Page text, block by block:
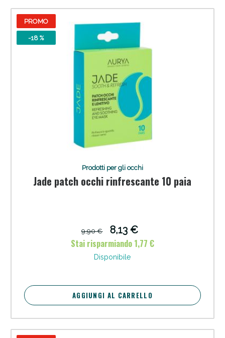
PROMO
-18 %
Prodotti per gli occhi
Jade patch occhi rinfrescante 10 paia
9,90 €
8,13 €
Stai risparmiando 1,77 €
Disponibile
AGGIUNGI AL CARRELLO
Anticellulite e Fanghi: Sconto fino al 40% valido
oggi!